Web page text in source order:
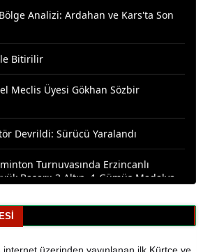
Bitirilir
Meclis Üyesi Gökhan Sözbir
Devrildi: Sürücü Yaralandı
Turnuvasında Erzincanlı
Başarı: 3 Altın, 1 Gümüş Madalya
Yarışlarına Ev Sahipliği Yaptı
Karar: İl Başkanı Yunus Dündar
Alındı
üzerinden yayınlanan ilk Kürtçe ve